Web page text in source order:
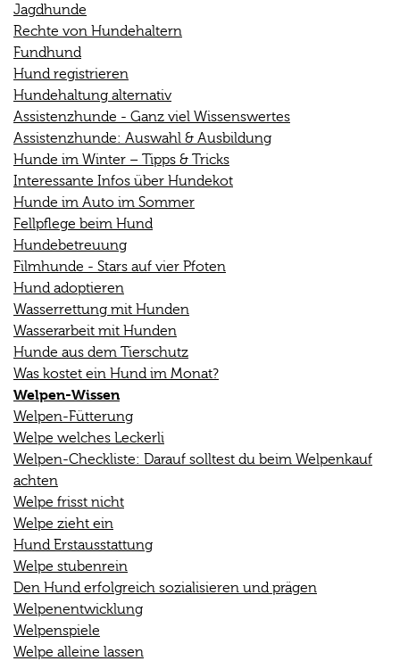
Jagdhunde
Rechte von Hundehaltern
Fundhund
Hund registrieren
Hundehaltung alternativ
Assistenzhunde - Ganz viel Wissenswertes
Assistenzhunde: Auswahl & Ausbildung
Hunde im Winter – Tipps & Tricks
Interessante Infos über Hundekot
Hunde im Auto im Sommer
Fellpflege beim Hund
Hundebetreuung
Filmhunde - Stars auf vier Pfoten
Hund adoptieren
Wasserrettung mit Hunden
Wasserarbeit mit Hunden
Hunde aus dem Tierschutz
Was kostet ein Hund im Monat?
Welpen-Wissen
Welpen-Fütterung
Welpe welches Leckerli
Welpen-Checkliste: Darauf solltest du beim Welpenkauf
achten
Welpe frisst nicht
Welpe zieht ein
Hund Erstausstattung
Welpe stubenrein
Den Hund erfolgreich sozialisieren und prägen
Welpenentwicklung
Welpenspiele
Welpe alleine lassen